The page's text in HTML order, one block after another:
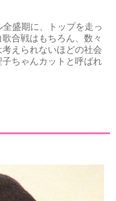
盛期に、トップを走っ
合戦はもちろん、数々
えられないほどの社会
ちゃんカットと呼ばれ